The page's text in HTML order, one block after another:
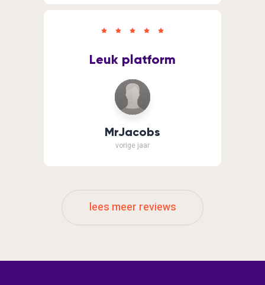
MrJacobs
vorige jaar
Leuk platform
lees meer reviews